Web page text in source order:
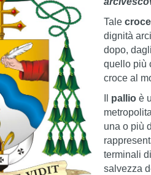
Tale croce
dignità
dopo,
quello più
croce al
pallio è
una o più
terminali
salvezza